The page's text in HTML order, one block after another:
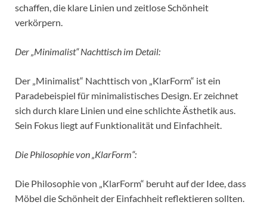
schaffen, die klare Linien und zeitlose Schönheit
verkörpern.
Der „Minimalist“ Nachttisch im Detail:
Der „Minimalist“ Nachttisch von „KlarForm“ ist ein
Paradebeispiel für minimalistisches Design. Er zeichnet
sich durch klare Linien und eine schlichte Ästhetik aus.
Sein Fokus liegt auf Funktionalität und Einfachheit.
Die Philosophie von „KlarForm“:
Die Philosophie von „KlarForm“ beruht auf der Idee, dass
Möbel die Schönheit der Einfachheit reflektieren sollten.